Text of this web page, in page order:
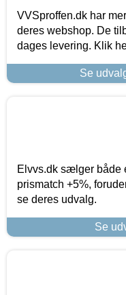
VVSproffen.dk har
deres webshop. De
dages levering. Klik
Se
Elvvs.dk sælger både
prismatch +5%,
se deres udvalg.
Se